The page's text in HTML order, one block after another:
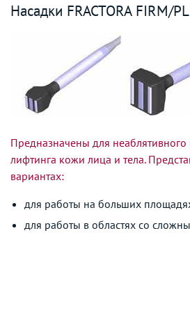
Насадки FRACTORA FIRM/
Предназначены для
лифтинга кожи лица и тела.
вариантах:
для работы на больших
для работы в областях со